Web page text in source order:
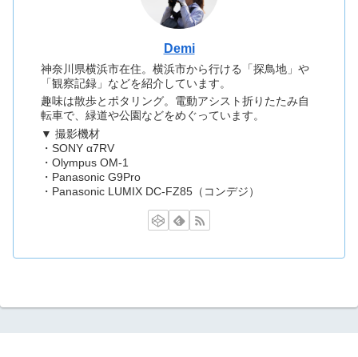
Demi
神奈川県横浜市在住。横浜市から行ける「探鳥地」や
「観察記録」などを紹介しています。
趣味は散歩とポタリング。電動アシスト折りたたみ自
転車で、緑道や公園などをめぐっています。
▼ 撮影機材
・SONY α7RV
・Olympus OM-1
・Panasonic G9Pro
・Panasonic LUMIX DC-FZ85（コンデジ）